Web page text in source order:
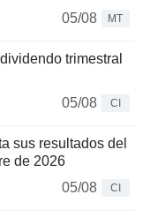
05/08
MT
trimestral
05/08
CI
sus resultados del
de 2026
05/08
CI